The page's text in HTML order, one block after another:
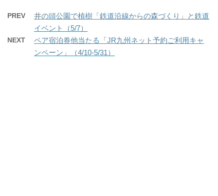
PREV
井の頭公園で植樹「鉄道沿線からの森づくり」と鉄道
イベント（5/7）
NEXT
ペア宿泊券他当たる「JR九州ネット予約ご利用キャ
ンペーン」（4/10-5/31）